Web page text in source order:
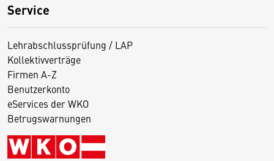
Service
Lehrabschlussprüfung / LAP
Kollektivverträge
Firmen A-Z
Benutzerkonto
eServices der WKO
Betrugswarnungen